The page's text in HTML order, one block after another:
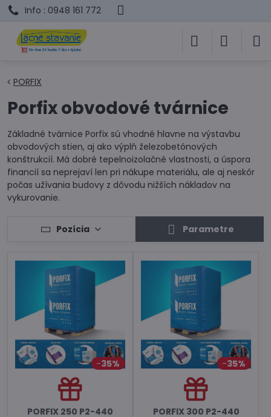
Info : 0948 161 772
PORFIX
Porfix obvodové tvárnice
Základné tvárnice Porfix sú vhodné hlavne na výstavbu
obvodových stien, aj ako výplň železobetónových
konštrukcií. Má dobré tepelnoizolačné vlastnosti, a úspora
financií sa neprejaví len pri nákupe materiálu, ale aj neskôr
počas užívania budovy z dôvodu nižších nákladov na
vykurovanie.
Pozícia Parametre
35%
PORFIX 250 P2-440
35%
PORFIX 300 P2-440